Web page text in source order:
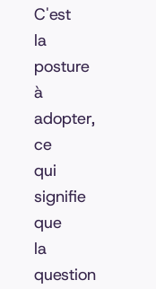
C'est
la
posture
à
adopter,
ce
qui
signifie
que
la
question